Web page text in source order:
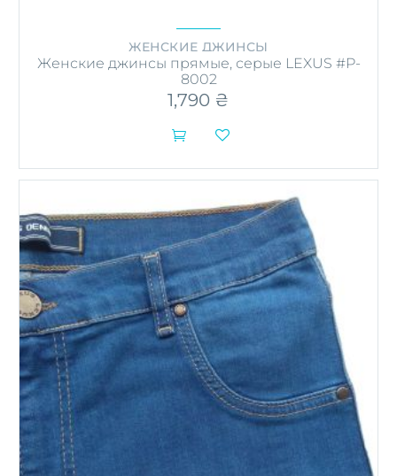
ЖЕНСКИЕ ДЖИНСЫ
Женские джинсы прямые, серые LEXUS #P-
8002
1,790 ₴

товар
несколько
вариаций.
Опции
можно
выбрать
на
странице
товара.
